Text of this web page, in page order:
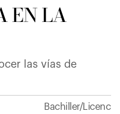
EN LA
las vías de
Bachiller/